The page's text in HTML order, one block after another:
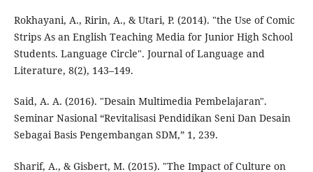
Rokhayani, A., Ririn, A., & Utari, P. (2014). "the Use of Comic
Strips As an English Teaching Media for Junior High School
Students. Language Circle". Journal of Language and
Literature, 8(2), 143–149.
Said, A. A. (2016). "Desain Multimedia Pembelajaran".
Seminar Nasional “Revitalisasi Pendidikan Seni Dan Desain
Sebagai Basis Pengembangan SDM,” 1, 239.
Sharif, A., & Gisbert, M. (2015). "The Impact of Culture on